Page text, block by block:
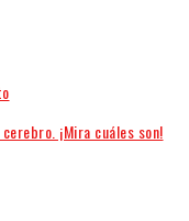
¡Mira cuáles son!